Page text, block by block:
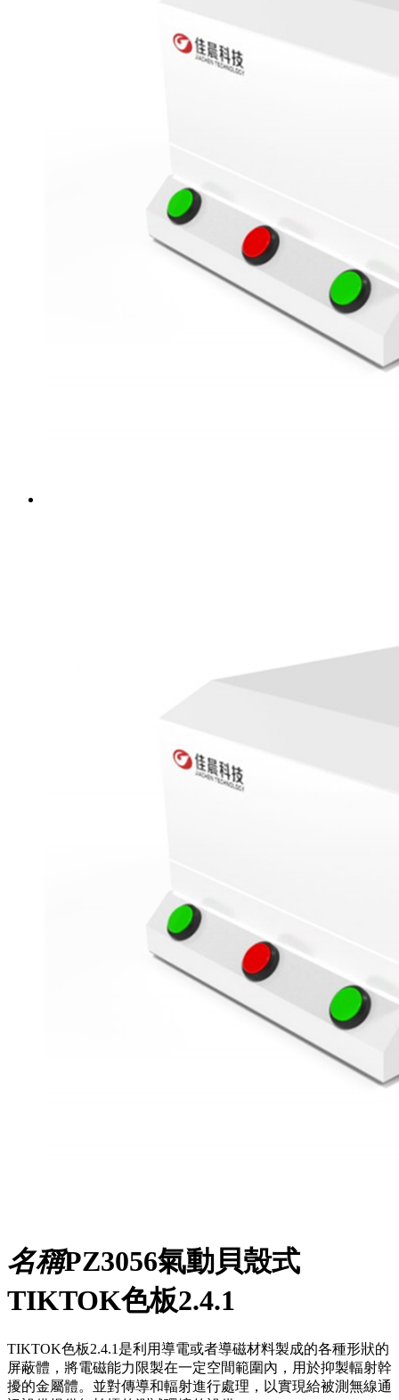
名稱PZ3056氣動​貝殼式
TIKTOK色板2.4.1
TIKTOK色板2.4.1是利用導電或者導磁材料製成的各種形狀的
屏蔽體，將電磁能力限製在一定空間範圍內，用於抑製輻射幹
擾的金屬體。並對傳導和輻射進行處理，以實現給被測無線通